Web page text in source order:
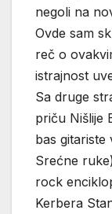
negoli na
Ovde sam
reč o
istrajnost
Sa druge
priču Nišlije
bas gitariste
Srećne
rock
Kerbera